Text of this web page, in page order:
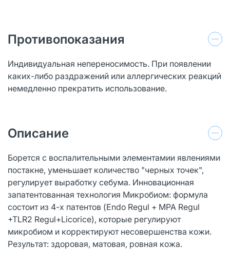
Противопоказания
Индивидуальная непереносимость. При появлении
каких-либо раздражений или аллергических реакций
немедленно прекратить использование.
Описание
Борется с воспалительными элементамии явлениями
постакне, уменьшает количество "черных точек",
регулирует выработку себума. Инновационная
запатентованная технология Микробиом: формула
состоит из 4-х патентов (Endo Regul + MPA Regul
+TLR2 Regul+Licorice), которые регулируют
микробиом и корректируют несовершенства кожи.
Результат: здоровая, матовая, ровная кожа.